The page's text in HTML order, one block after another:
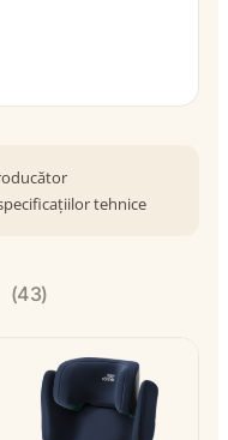
tehnice
(43)